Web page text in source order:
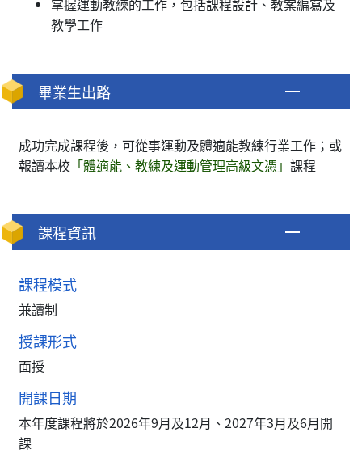
教學工作
畢業生出路
成功完成課程後，可從事運動及體適能教練行業工作；或
報讀本校 「體適能、教練及運動管理高級文憑」 課程
課程資訊
課程模式
兼讀制
授課形式
面授
開課日期
本年度課程將於2026年9月及12月、2027年3月及6月開
課